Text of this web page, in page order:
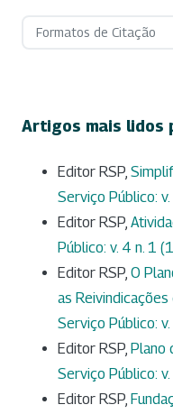
Formatos de Citação
Artigos mais lidos
Editor RSP,
Serviço Público:
Editor RSP,
Público: v. 4 n. 1
Editor RSP, O
as Reivindicações
Serviço Público:
Editor RSP, Plano
Serviço Público:
Editor RSP,